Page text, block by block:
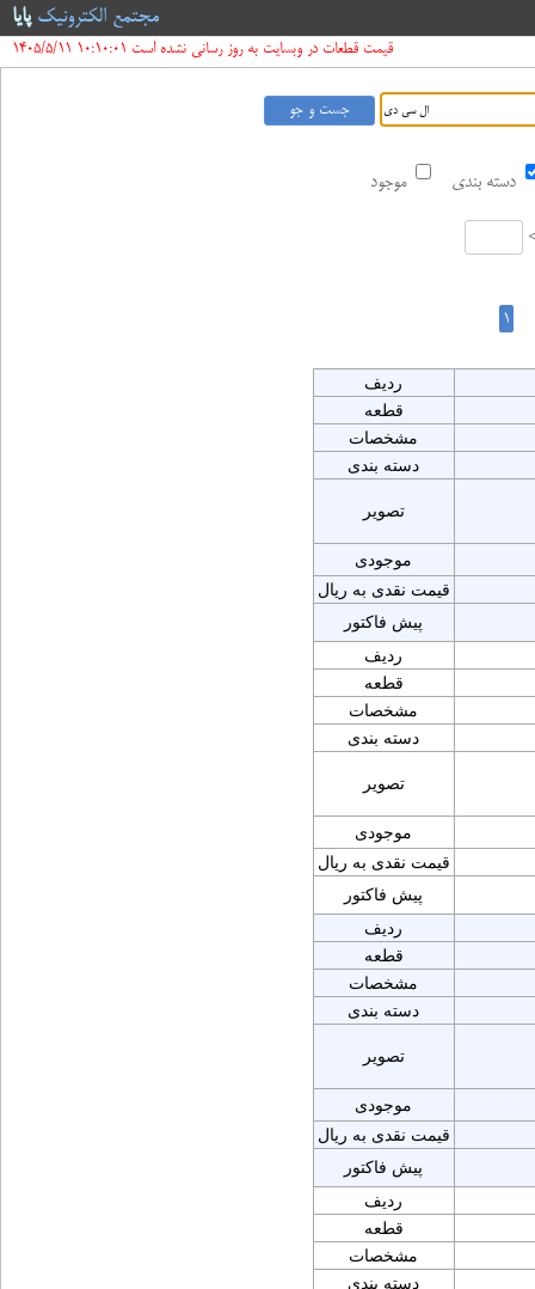
مجتمع الکترونیکپایا
قیمت قطعات در وبسایت به روز رسانی نشده است 10:10:01 1405/5/11
موجود دسته بندی
ردیف
قطعه
مشخصات
دسته بندی
تصویر
موجودی
قیمت نقدی به ریال
پیش فاکتور
ردیف
قطعه
مشخصات
دسته بندی
تصویر
موجودی
قیمت نقدی به ریال
پیش فاکتور
ردیف
قطعه
مشخصات
دسته بندی
تصویر
موجودی
قیمت نقدی به ریال
پیش فاکتور
ردیف
قطعه
مشخصات
دسته بندی